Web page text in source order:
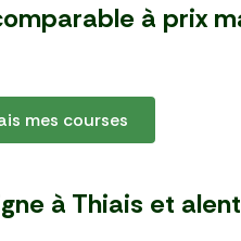
à prix
mes courses
à Thiais et